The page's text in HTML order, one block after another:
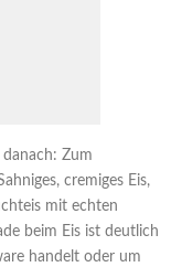
Zum
cremiges Eis,
mit echten
beim Eis ist deutlich
handelt oder um